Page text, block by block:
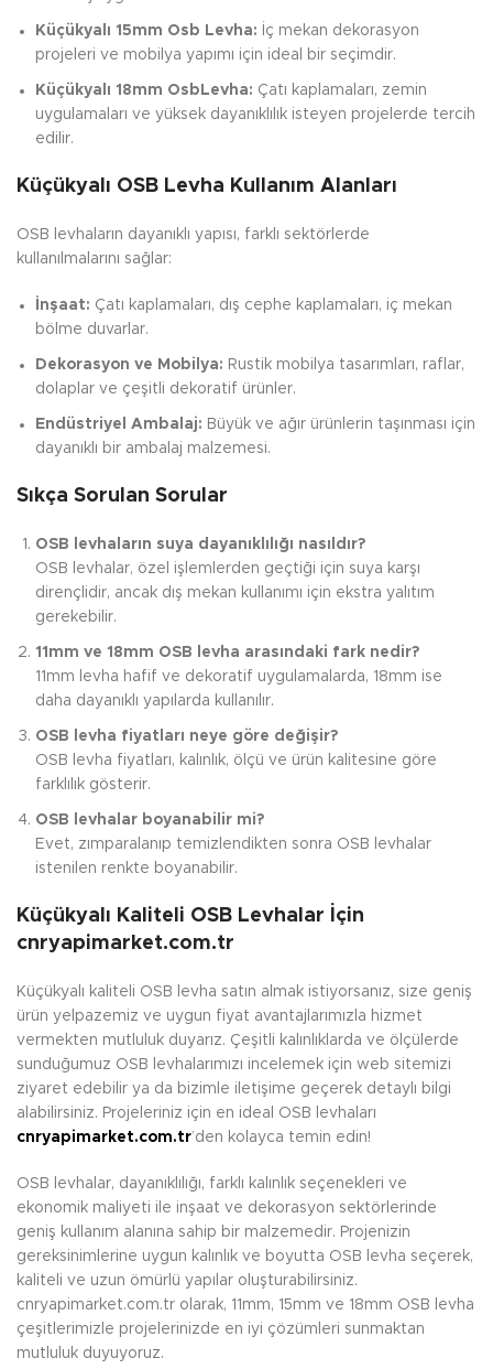
Küçükyalı 15mm Osb Levha: İç mekan dekorasyon
projeleri ve mobilya yapımı için ideal bir seçimdir.
Küçükyalı 18mm OsbLevha: Çatı kaplamaları, zemin
uygulamaları ve yüksek dayanıklılık isteyen projelerde tercih
edilir.
Küçükyalı OSB Levha Kullanım Alanları
OSB levhaların dayanıklı yapısı, farklı sektörlerde
kullanılmalarını sağlar:
İnşaat: Çatı kaplamaları, dış cephe kaplamaları, iç mekan
bölme duvarlar.
Dekorasyon ve Mobilya: Rustik mobilya tasarımları, raflar,
dolaplar ve çeşitli dekoratif ürünler.
Endüstriyel Ambalaj: Büyük ve ağır ürünlerin taşınması için
dayanıklı bir ambalaj malzemesi.
Sıkça Sorulan Sorular
OSB levhaların suya dayanıklılığı nasıldır?
OSB levhalar, özel işlemlerden geçtiği için suya karşı
dirençlidir, ancak dış mekan kullanımı için ekstra yalıtım
gerekebilir.
11mm ve 18mm OSB levha arasındaki fark nedir?
11mm levha hafif ve dekoratif uygulamalarda, 18mm ise
daha dayanıklı yapılarda kullanılır.
OSB levha fiyatları neye göre değişir?
OSB levha fiyatları, kalınlık, ölçü ve ürün kalitesine göre
farklılık gösterir.
OSB levhalar boyanabilir mi?
Evet, zımparalanıp temizlendikten sonra OSB levhalar
istenilen renkte boyanabilir.
Küçükyalı Kaliteli OSB Levhalar İçin
cnryapimarket.com.tr
Küçükyalı kaliteli OSB levha satın almak istiyorsanız, size geniş
ürün yelpazemiz ve uygun fiyat avantajlarımızla hizmet
vermekten mutluluk duyarız. Çeşitli kalınlıklarda ve ölçülerde
sunduğumuz OSB levhalarımızı incelemek için web sitemizi
ziyaret edebilir ya da bizimle iletişime geçerek detaylı bilgi
alabilirsiniz. Projeleriniz için en ideal OSB levhaları
cnryapimarket.com.tr’den kolayca temin edin!
OSB levhalar, dayanıklılığı, farklı kalınlık seçenekleri ve
ekonomik maliyeti ile inşaat ve dekorasyon sektörlerinde
geniş kullanım alanına sahip bir malzemedir. Projenizin
gereksinimlerine uygun kalınlık ve boyutta OSB levha seçerek,
kaliteli ve uzun ömürlü yapılar oluşturabilirsiniz.
cnryapimarket.com.tr olarak, 11mm, 15mm ve 18mm OSB levha
çeşitlerimizle projelerinizde en iyi çözümleri sunmaktan
mutluluk duyuyoruz.